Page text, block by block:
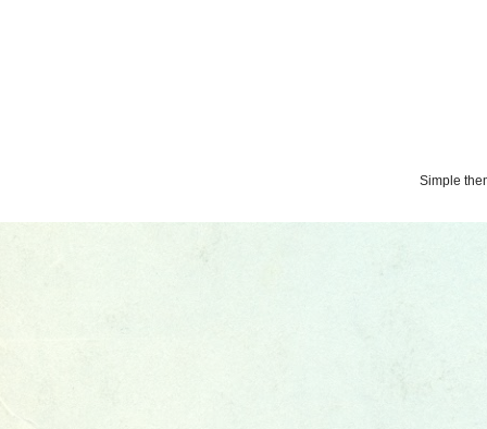
Simple